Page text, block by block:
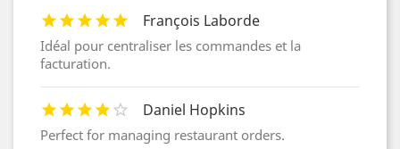
François Laborde
Idéal pour centraliser les commandes et la
facturation.
Daniel Hopkins
Perfect for managing restaurant orders.